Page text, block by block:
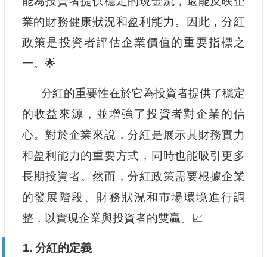
業的財務健康狀況和盈利能力。因此，分紅
政策是投資者評估企業價值的重要指標之
一。🌟
分紅的重要性在於它為投資者提供了穩定
的收益來源，並增強了投資者對企業的信
心。對於企業來說，分紅是展示其財務實力
和盈利能力的重要方式，同時也能吸引更多
長期投資者。然而，分紅政策需要根據企業
的發展階段、財務狀況和市場環境進行調
整，以實現企業與投資者的雙贏。📈
1. 分紅的定義